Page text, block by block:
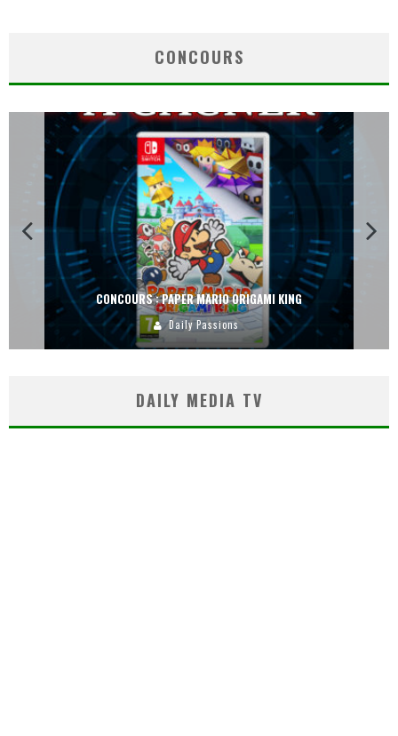
CONCOURS
CONCOURS : PAPER MARIO ORIGAMI KING
Daily Passions
DAILY MEDIA TV